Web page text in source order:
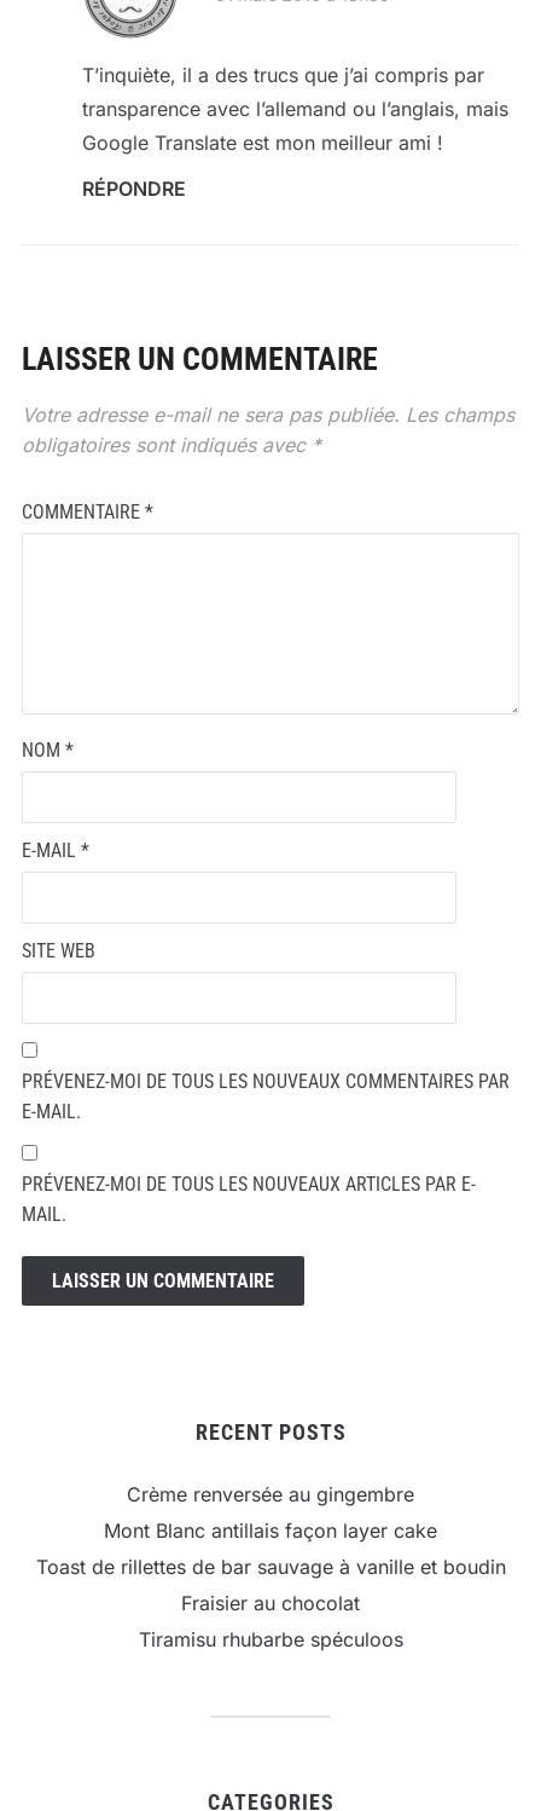
T’inquiète, il a des trucs que j’ai compris par
transparence avec l’allemand ou l’anglais, mais
Google Translate est mon meilleur ami !
RÉPONDRE
LAISSER UN COMMENTAIRE
Votre adresse e-mail ne sera pas publiée. Les champs
obligatoires sont indiqués avec *
COMMENTAIRE *
NOM *
E-MAIL *
SITE WEB
PRÉVENEZ-MOI DE TOUS LES NOUVEAUX COMMENTAIRES PAR
E-MAIL.
PRÉVENEZ-MOI DE TOUS LES NOUVEAUX ARTICLES PAR E-
MAIL.
RECENT POSTS
Crème renversée au gingembre
Mont Blanc antillais façon layer cake
Toast de rillettes de bar sauvage à vanille et boudin
Fraisier au chocolat
Tiramisu rhubarbe spéculoos
CATEGORIES